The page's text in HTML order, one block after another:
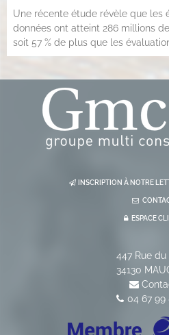
Une récente étude révèle que les
données ont atteint 286 millions
soit 57 % de plus que les
INSCRIPTION À NOTRE
ESPACE
447 Rue du
34130
04 67 99